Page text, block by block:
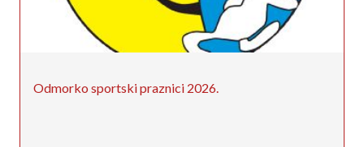
Odmorko sportski praznici 2026.